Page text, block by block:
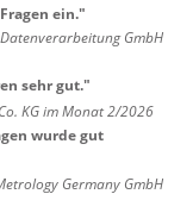
ein."
GmbH
sehr gut."
KG im Monat 2/2026
wurde gut
Germany GmbH